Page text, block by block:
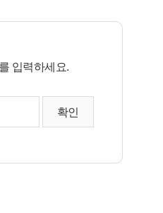
입력하세요.